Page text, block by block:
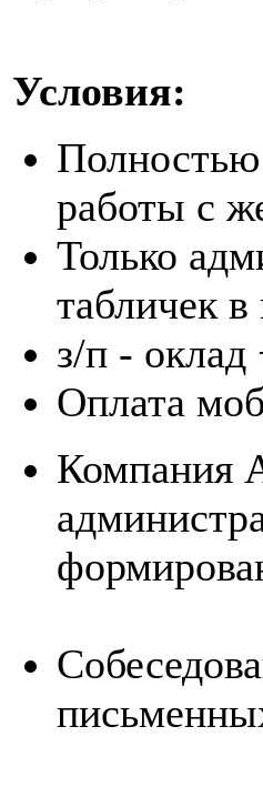
Условия:
Полностью
работы с
Только
табличек в
з/п - оклад
Оплата
Компания